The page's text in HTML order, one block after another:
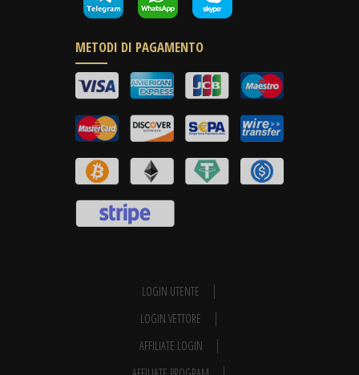
METODI DI PAGAMENTO
LOGIN UTENTE
LOGIN VETTORE
AFFILIATE LOGIN